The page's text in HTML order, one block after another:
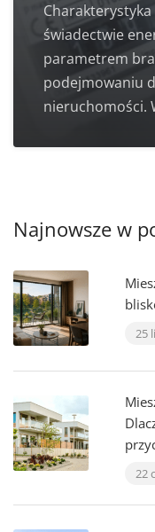
świadectwie
parametrem
podejmowaniu
nieruchomości.
Najnowsze w
25
22